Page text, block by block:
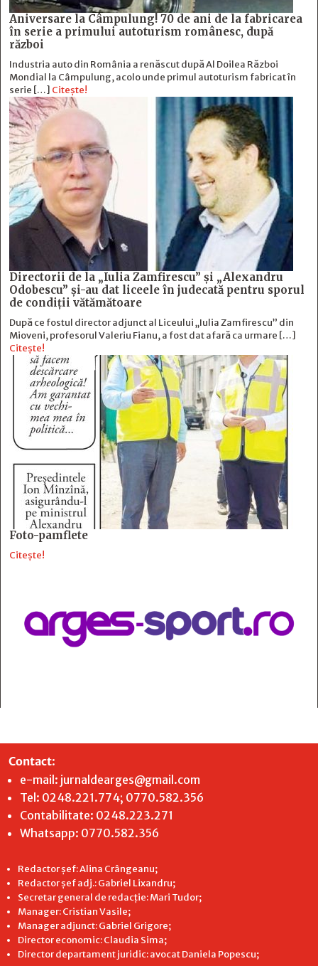
Aniversare la Câmpulung! 70 de ani de la fabricarea
în serie a primului autoturism românesc, după
război
Industria auto din România a renăscut după Al Doilea Război
Mondial la Câmpulung, acolo unde primul autoturism fabricat în
serie […] Citește!
Directorii de la „Iulia Zamfirescu” și „Alexandru
Odobescu” și-au dat liceele în judecată pentru sporul
de condiții vătămătoare
După ce fostul director adjunct al Liceului „Iulia Zamfirescu” din
Mioveni, profesorul Valeriu Fianu, a fost dat afară ca urmare […]
Citește!
Foto-pamflete
Citește!
Contact:
e-mail: jurnaldearges@gmail.com
Tel: 0248.221.774; 0770.582.356
Contabilitate: 0248.223.271
Whatsapp: 0770.582.356
Redactor șef: Alina Crângeanu;
Redactor șef adj.: Gabriel Lixandru;
Secretar general de redacție: Mari Tudor;
Manager: Cristian Vasile;
Manager adjunct: Gabriel Grigore;
Director economic: Claudia Sima;
Director departament juridic: avocat Daniela Popescu;